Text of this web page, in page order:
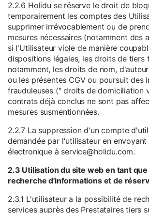
2.2.6 Holidu se réserve le droit de
temporairement les comptes des
supprimer irrévocablement ou de
mesures nécessaires (notamment des
si l'Utilisateur viole de manière
dispositions légales, les droits de tiers
notamment, les droits de nom,
ou les présentes CGV ou poursuit des
frauduleuses (" droits de domiciliation
contrats déjà conclus ne sont pas
mesures susmentionnées.
2.2.7 La suppression d'un compte
demandée par l'utilisateur en
électronique à service@holidu.com.
2.3 Utilisation du site web en tant
recherche d'informations et de
2.3.1 L'utilisateur a la possibilité de
services auprès des Prestataires tiers